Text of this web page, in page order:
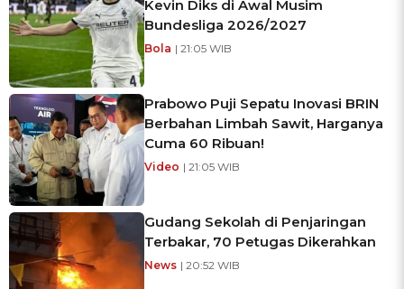
Kevin Diks di Awal Musim
Bundesliga 2026/2027
Bola | 21:05 WIB
Prabowo Puji Sepatu Inovasi BRIN
Berbahan Limbah Sawit, Harganya
Cuma 60 Ribuan!
Video | 21:05 WIB
Gudang Sekolah di Penjaringan
Terbakar, 70 Petugas Dikerahkan
News | 20:52 WIB